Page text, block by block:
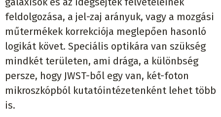
feldolgozása, a jel-zaj arányuk, vagy a mozgási
műtermékek korrekciója meglepően hasonló
logikát követ. Speciális optikára van szükség
mindkét területen, ami drága, a különbség
persze, hogy JWST-ből egy van, két-foton
mikroszkópból kutatóintézetenként lehet több
is.